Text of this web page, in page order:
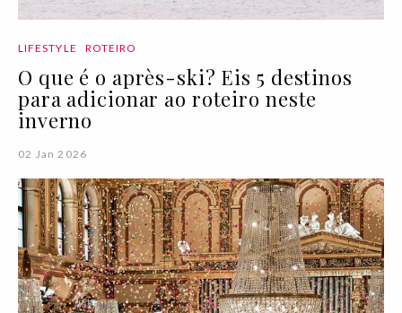
LIFESTYLE ROTEIRO
O que é o après-ski? Eis 5 destinos
para adicionar ao roteiro neste
inverno
02 Jan 2026